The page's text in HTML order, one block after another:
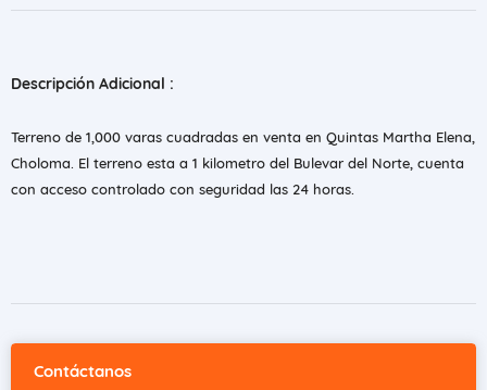
Descripción Adicional :
Terreno de 1,000 varas cuadradas en venta en Quintas Martha Elena,
Choloma. El terreno esta a 1 kilometro del Bulevar del Norte, cuenta
con acceso controlado con seguridad las 24 horas.
Contáctanos